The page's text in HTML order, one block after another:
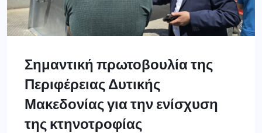
Σημαντική πρωτοβουλία της
Περιφέρειας Δυτικής
Μακεδονίας για την ενίσχυση
της κτηνοτροφίας